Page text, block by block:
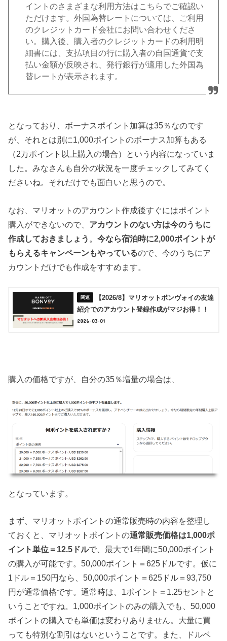
イントのさまざまな利用方法はこちらでご確認い
ただけます。外国為替レートについては、ご利用
のクレジットカード会社にお問い合わせくださ
い。購入後、購入者のクレジットカードの利用明
細書には、支払項目の行に購入者の自国通貨で支
払い金額が反映され、発行銀行が適用した外国為
替レートが表示されます。
となっており、ボーナスポイント加算は35％なのです
が、それとは別に1,000ポイントのボーナス加算もある
（2万ポイント以上購入の場合）という内容になっていま
した。みなさんも自分の状況を一度チェックしてみてく
ださいね。それだけでも面白いと思うので。
なお、マリオットのアカウント作成後すぐにはポイント
購入ができないので、 アカウントのない方は今のうちに
作成しておきましょう 。今なら宿泊時に2,000ポイントが
もらえるキャンペーンもやっているので、今のうちにア
カウントだけでも作成をすすめます。
【2026/8】マリオットボンヴォイの友達
紹介でのアカウント登録作成がマジお得！！
2026-03-01
購入の価格ですが、自分の35％増量の場合は、
となっています。
まず、マリオットポイントの通常販売時の内容を整理し
ておくと、マリオットポイントの通常販売価格は1,000ポ
イント単位＝12.5ドルで、最大で1年間に50,000ポイント
の購入が可能です。50,000ポイント＝625ドルです。仮に
1ドル＝150円なら、50,000ポイント＝625ドル＝93,750
円が通常価格です。通常時は、1ポイント＝1.25セントと
いうことですね。1,000ポイントのみの購入でも、50,000
ポイントの購入でも単価は変わりありません。大量に買
っても特別な割引はないということです。また、ドルベ